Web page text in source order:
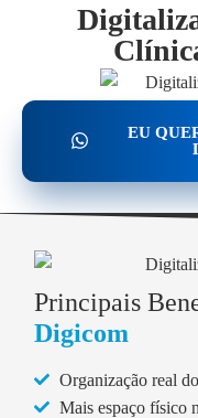
EU
Principais
Digicom
Organização real
Mais espaço físico